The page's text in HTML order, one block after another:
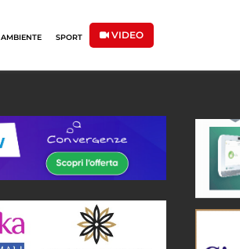
AMBIENTE SPORT VIDEO